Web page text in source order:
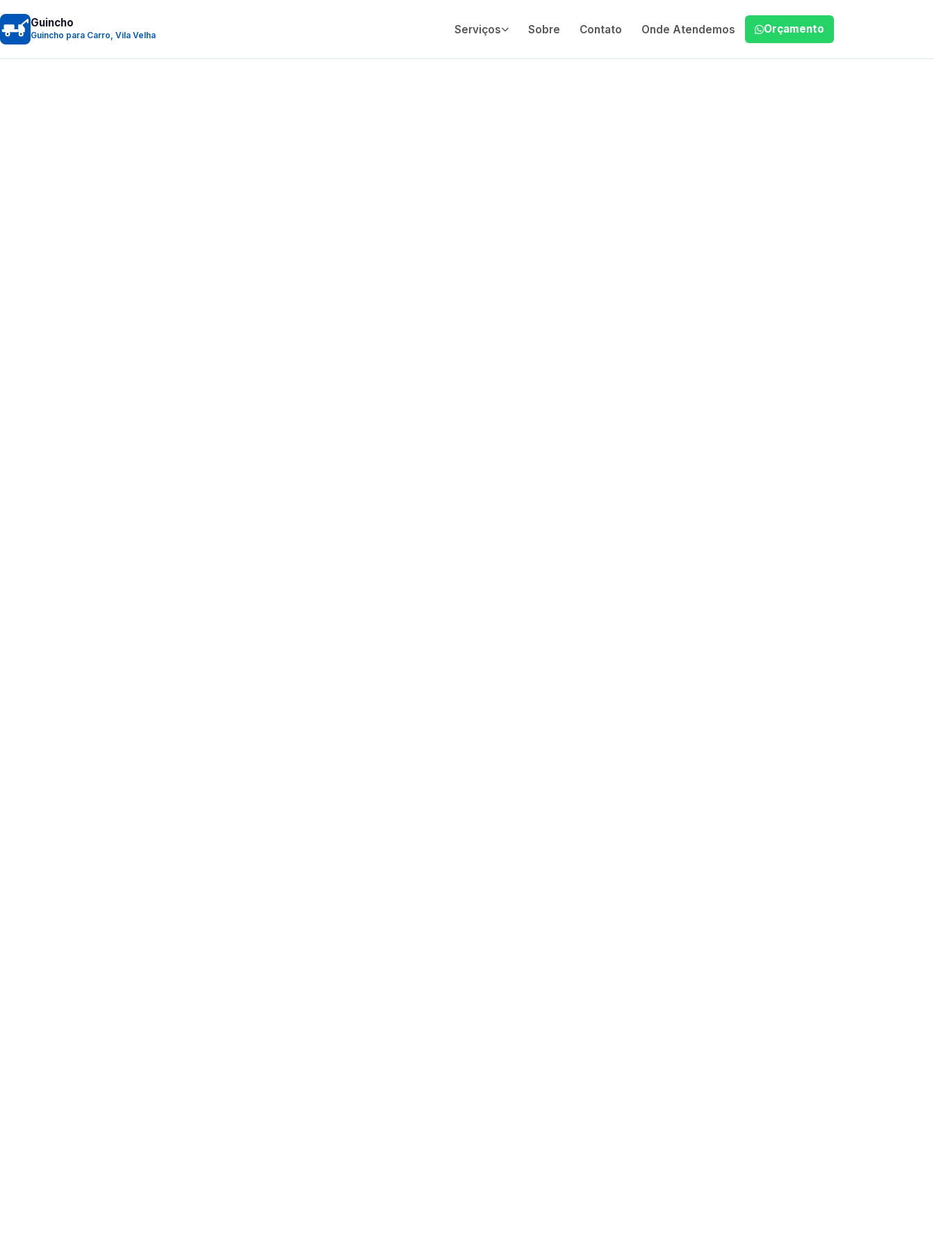
Guincho
Guincho para Carro, Vila Velha Serviços Sobre Contato Onde Atendemos Orçamento